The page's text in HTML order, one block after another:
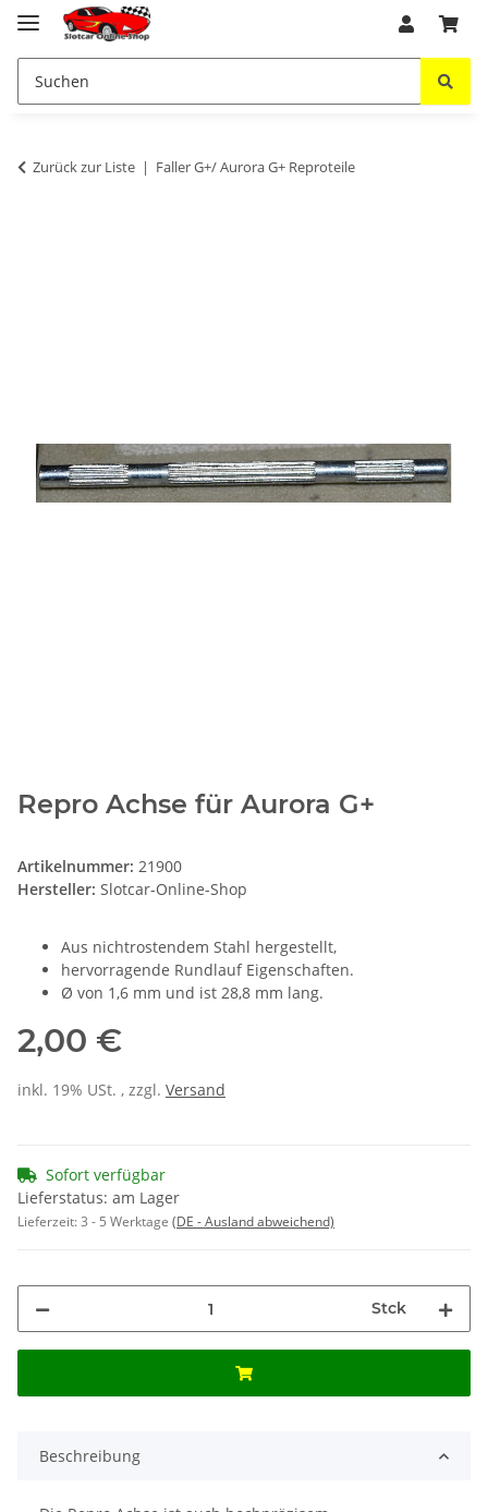
Zurück zur Liste Faller G+/ Aurora G+ Reproteile
Repro Achse für Aurora G+
Artikelnummer: 21900
Hersteller: Slotcar-Online-Shop
Aus nichtrostendem Stahl hergestellt,
hervorragende Rundlauf Eigenschaften.
Ø von 1,6 mm und ist 28,8 mm lang.
2,00 €
inkl. 19% USt. , zzgl. Versand
Sofort verfügbar
Lieferstatus: am Lager
Lieferzeit:3 - 5 Werktage (DE - Ausland abweichend)
Stck
Beschreibung